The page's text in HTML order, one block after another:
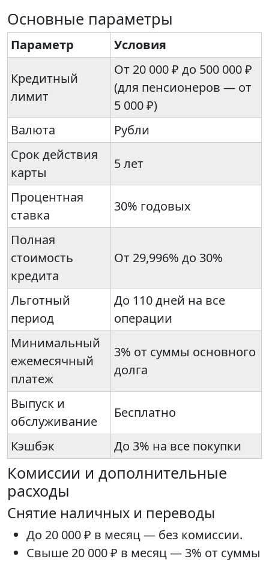
Основные параметры
Параметр Условия
Кредитный
лимит
От 20 000 ₽ до 500 000 ₽
(для пенсионеров — от
5 000 ₽)
Валюта
Рубли
Срок действия
карты
5 лет
Процентная
ставка
30% годовых
Полная
стоимость
кредита
От 29,996% до 30%
Льготный
период
До 110 дней на все
операции
Минимальный
ежемесячный
платеж
3% от суммы основного
долга
Выпуск и
обслуживание
Бесплатно
Кэшбэк До 3% на все покупки
Комиссии и дополнительные
расходы
Снятие наличных и переводы
До 20 000 ₽ в месяц — без комиссии.
Свыше 20 000 ₽ в месяц — 3% от суммы